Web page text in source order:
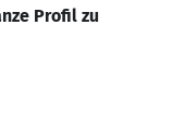
Profil zu